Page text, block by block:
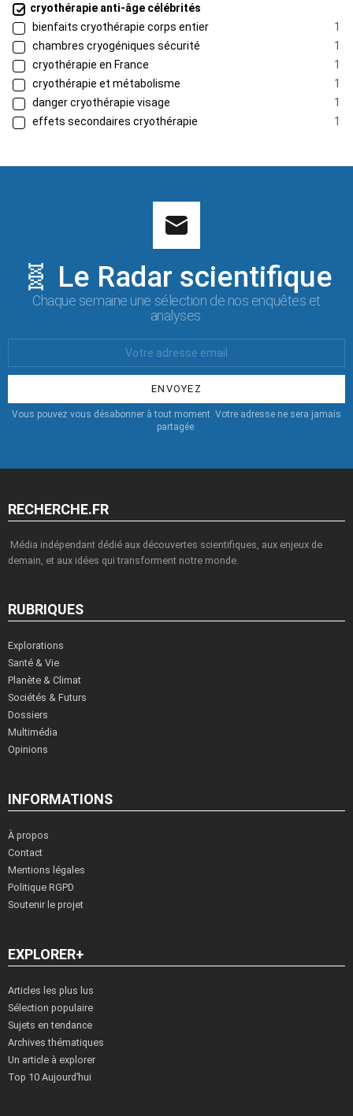
cryothérapie anti-âge célébrités
bienfaits cryothérapie corps entier
1
chambres cryogéniques sécurité
1
cryothérapie en France
1
cryothérapie et métabolisme
1
danger cryothérapie visage
1
effets secondaires cryothérapie
1
🧬 Le Radar scientifique
Chaque semaine une sélection de nos enquêtes et
analyses.
:
Vous pouvez vous désabonner à tout moment. Votre adresse ne sera jamais
partagée.
RECHERCHE.FR
Média indépendant dédié aux découvertes scientifiques, aux enjeux de
demain, et aux idées qui transforment notre monde.
RUBRIQUES
Explorations
Santé & Vie
Planète & Climat
Sociétés & Futurs
Dossiers
Multimédia
Opinions
INFORMATIONS
À propos
Contact
Mentions légales
Politique RGPD
Soutenir le projet
EXPLORER+
Articles les plus lus
Sélection populaire
Sujets en tendance
Archives thématiques
Un article à explorer
Top 10 Aujourd’hui